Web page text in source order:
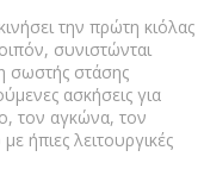
την πρώτη κιόλας
συνιστώνται
σωστής στάσης
ασκήσεις για
τον αγκώνα, τον
ήπιες λειτουργικές